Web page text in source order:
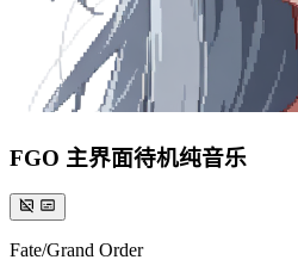
FGO 主界面待机纯音乐
Fate/Grand Order